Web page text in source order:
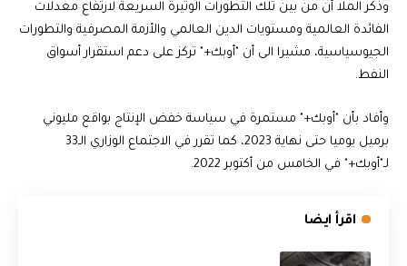
وذكر الملا أن من بين تلك التطورات الوتيرة السريعة لارتفاع معدلات
الفائدة العالمية ومستويات الدين العالمي والأزمة المصرفية والتطورات
الجيوسياسية، مشيرا الى أن "أوبك+" تركز على دعم استقرار أسواق
النفط.
وأفاد بأن "أوبك+" مستمرة في سياسة خفض الإنتاج بواقع مليوني
برميل يوميا حتى نهاية 2023، كما تقرر في الاجتماع الوزاري الـ33
لـ"أوبك+" في الخامس من أكتوبر 2022.
اقرأ ايضا